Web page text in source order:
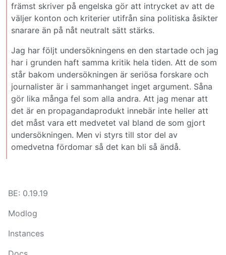
främst skriver på engelska gör att intrycket av att de
väljer konton och kriterier utifrån sina politiska åsikter
snarare än på nåt neutralt sätt stärks.
Jag har följt undersökningens en den startade och jag
har i grunden haft samma kritik hela tiden. Att de som
står bakom undersökningen är seriösa forskare och
journalister är i sammanhanget inget argument. Såna
gör lika många fel som alla andra. Att jag menar att
det är en propagandaprodukt innebär inte heller att
det måst vara ett medvetet val bland de som gjort
undersökningen. Men vi styrs till stor del av
omedvetna fördomar så det kan bli så ändå.
BE: 0.19.19
Modlog
Instances